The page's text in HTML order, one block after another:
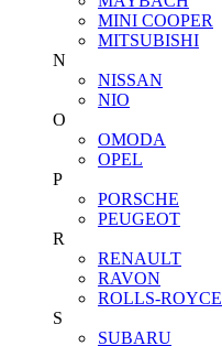
MINI COOPER
MITSUBISHI
N
NISSAN
NIO
O
OMODA
OPEL
P
PORSCHE
PEUGEOT
R
RENAULT
RAVON
ROLLS-ROYCE
S
SUBARU